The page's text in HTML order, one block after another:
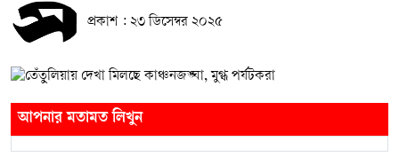
প্রকাশ : ২৩ ডিসেম্বর ২০২৫
আপনার মতামত লিখুন